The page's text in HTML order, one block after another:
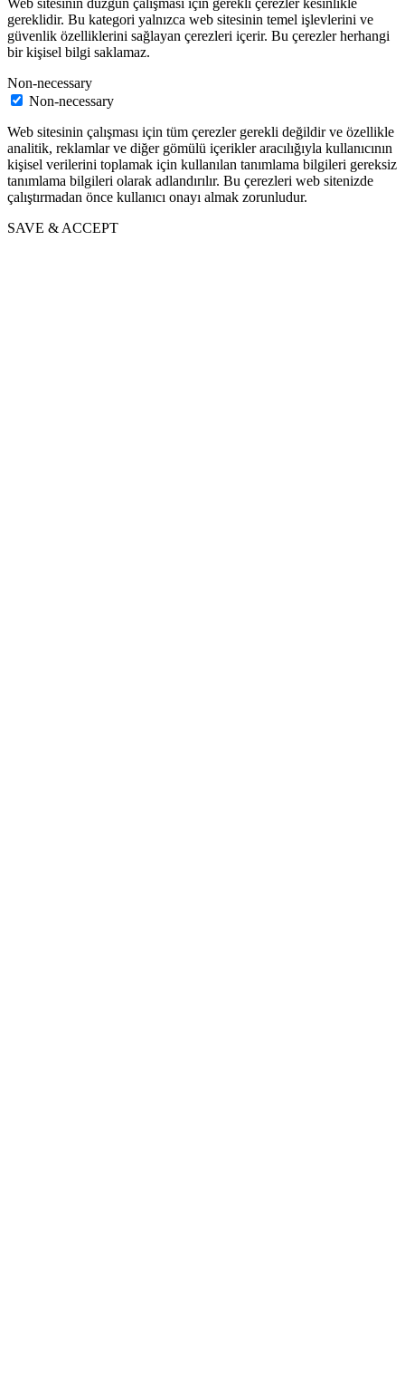
Web sitesinin düzgün çalışması için gerekli çerezler kesinlikle
gereklidir. Bu kategori yalnızca web sitesinin temel işlevlerini ve
güvenlik özelliklerini sağlayan çerezleri içerir. Bu çerezler herhangi
bir kişisel bilgi saklamaz.
Non-necessary
Non-necessary
Web sitesinin çalışması için tüm çerezler gerekli değildir ve özellikle
analitik, reklamlar ve diğer gömülü içerikler aracılığıyla kullanıcının
kişisel verilerini toplamak için kullanılan tanımlama bilgileri gereksiz
tanımlama bilgileri olarak adlandırılır. Bu çerezleri web sitenizde
çalıştırmadan önce kullanıcı onayı almak zorunludur.
SAVE & ACCEPT